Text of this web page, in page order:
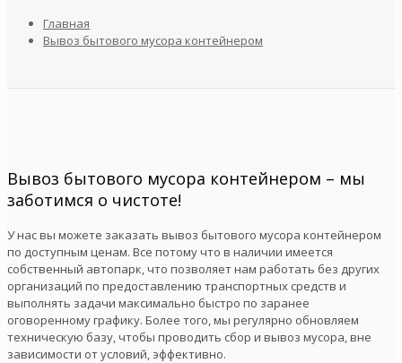
Главная
Вывоз бытового мусора контейнером
Вывоз бытового мусора контейнером – мы
заботимся о чистоте!
У нас вы можете заказать вывоз бытового мусора контейнером
по доступным ценам. Все потому что в наличии имеется
собственный автопарк, что позволяет нам работать без других
организаций по предоставлению транспортных средств и
выполнять задачи максимально быстро по заранее
оговоренному графику. Более того, мы регулярно обновляем
техническую базу, чтобы проводить сбор и вывоз мусора, вне
зависимости от условий, эффективно.